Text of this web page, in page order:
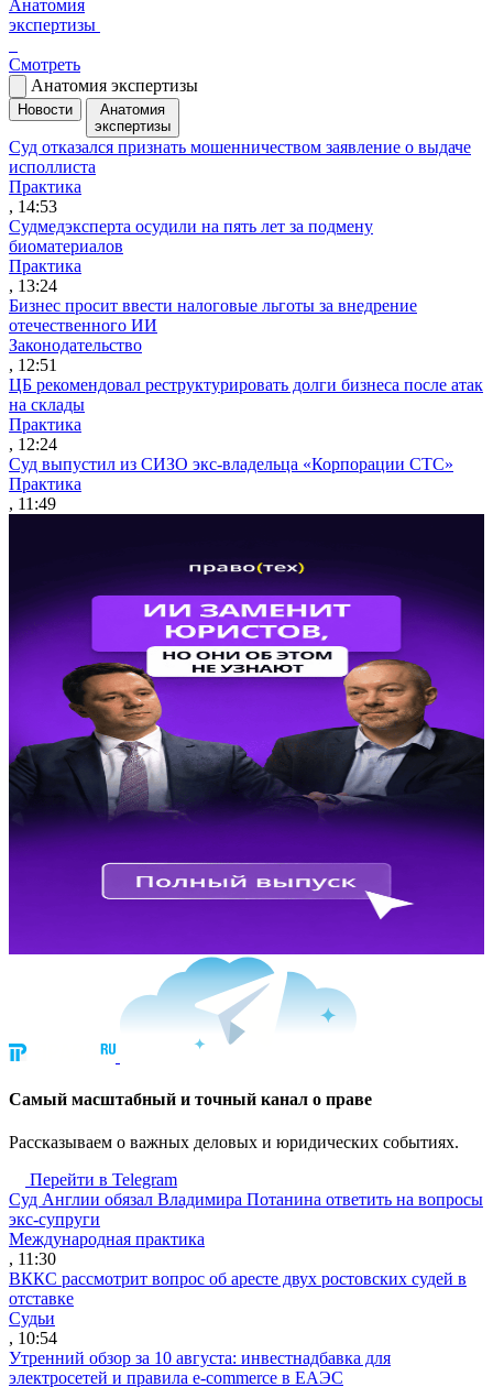
Анатомия
экспертизы
Смотреть
Анатомия экспертизы
Новости
Анатомия
экспертизы
Суд отказался признать мошенничеством заявление о выдаче
исполлиста
Практика
, 14:53
Судмедэксперта осудили на пять лет за подмену
биоматериалов
Практика
, 13:24
Бизнес просит ввести налоговые льготы за внедрение
отечественного ИИ
Законодательство
, 12:51
ЦБ рекомендовал реструктурировать долги бизнеса после атак
на склады
Практика
, 12:24
Суд выпустил из СИЗО экс-владельца «Корпорации СТС»
Практика
, 11:49
Cамый масштабный и точный канал о праве
Рассказываем о важных деловых и юридических событиях.
Перейти в Telegram
Суд Англии обязал Владимира Потанина ответить на вопросы
экс-супруги
Международная практика
, 11:30
ВККС рассмотрит вопрос об аресте двух ростовских судей в
отставке
Судьи
, 10:54
Утренний обзор за 10 августа: инвестнадбавка для
электросетей и правила e-commerce в ЕАЭС